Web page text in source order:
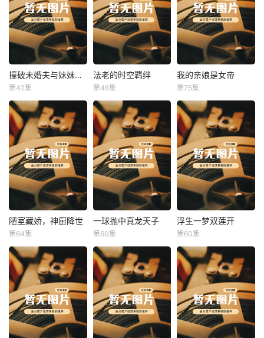
撞破未婚夫与妹妹打野战 撞破未婚夫与妹妹打野战
第42集
法老的时空羁绊
法老的时空羁绊
第46集
我的亲娘是女帝
我的亲娘是女帝
第75集
陋室藏娇，神厨降世
陋室藏娇，神厨降世
第64集
一球抛中真龙天子
一球抛中真龙天子
第60集
浮生一梦双莲开
浮生一梦双莲开
第60集